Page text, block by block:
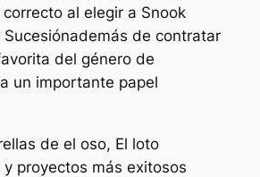
al elegir a Snook
Sucesiónademás de contratar
del género de
un importante papel
de el oso, El loto
y proyectos más exitosos